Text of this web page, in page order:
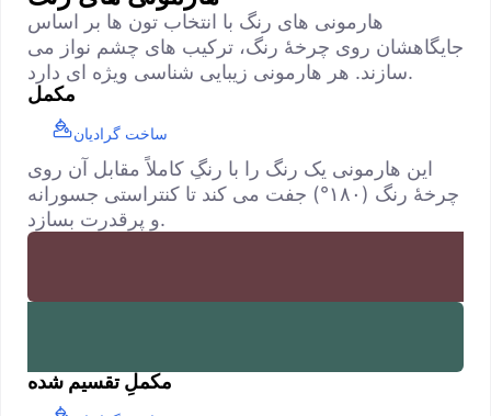
هارمونی های رنگ با انتخاب تون ها بر اساس
جایگاهشان روی چرخهٔ رنگ، ترکیب های چشم نواز می
سازند. هر هارمونی زیبایی شناسی ویژه ای دارد.
مکمل
ساخت گرادیان
این هارمونی یک رنگ را با رنگِ کاملاً مقابل آن روی
چرخهٔ رنگ (۱۸۰°) جفت می کند تا کنتراستی جسورانه
و پرقدرت بسازد.
مکملِ تقسیم شده